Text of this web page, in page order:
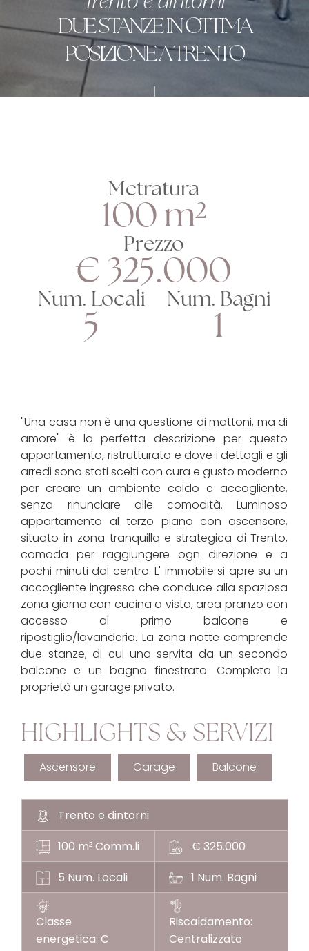
DUE STANZE IN OTTIMA
POSIZIONE A TRENTO
Metratura
100 m²
Prezzo
€ 325.000
Num. Locali
5
Num. Bagni
1
"Una casa non è una questione di mattoni, ma di
amore" è la perfetta descrizione per questo
appartamento, ristrutturato e dove i dettagli e gli
arredi sono stati scelti con cura e gusto moderno
per creare un ambiente caldo e accogliente,
senza rinunciare alle comodità. Luminoso
appartamento al terzo piano con ascensore,
situato in zona tranquilla e strategica di Trento,
comoda per raggiungere ogn direzione e a
pochi minuti dal centro. L' immobile si apre su un
accogliente ingresso che conduce alla spaziosa
zona giorno con cucina a vista, area pranzo con
accesso al primo balcone e
ripostiglio/lavanderia. La zona notte comprende
due stanze, di cui una servita da un secondo
balcone e un bagno finestrato. Completa la
proprietà un garage privato.
HIGHLIGHTS & SERVIZI
Ascensore Garage Balcone
Trento e dintorni
100 m²Comm.li
€ 325.000
5 Num. Locali
1 Num. Bagni
Classe
energetica: C
Riscaldamento:
Centralizzato